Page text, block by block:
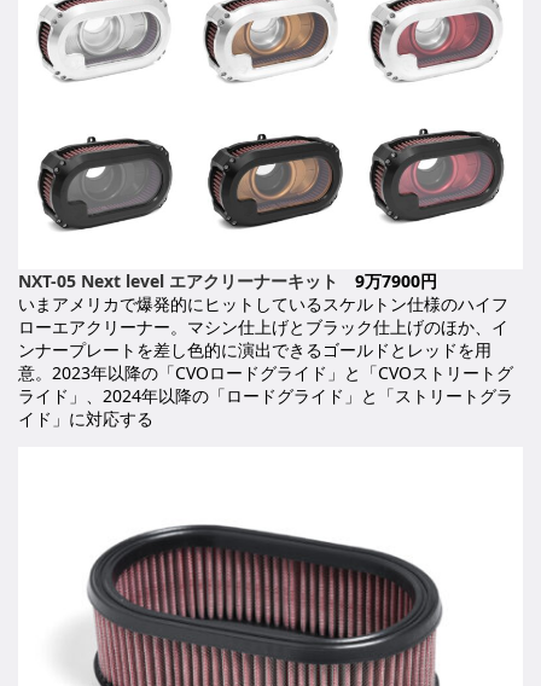
NXT-05 Next level エアクリーナーキット
9万7900円
いまアメリカで爆発的にヒットしているスケルトン仕様のハイフ
ローエアクリーナー。マシン仕上げとブラック仕上げのほか、イ
ンナープレートを差し色的に演出できるゴールドとレッドを用
意。2023年以降の「CVOロードグライド」と「CVOストリートグ
ライド」、2024年以降の「ロードグライド」と「ストリートグラ
イド」に対応する